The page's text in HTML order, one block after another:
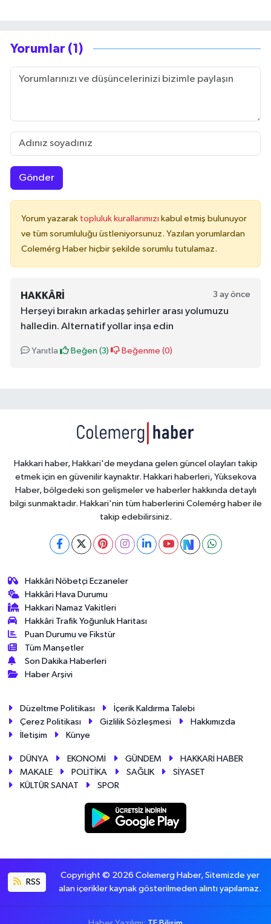
Yorumlar (1)
Gönder
Yorum yazarak topluluk kurallarımızı kabul etmiş bulunuyor
ve tüm sorumluluğu üstleniyorsunuz. Yazılan yorumlardan
Colemérg Haber hiçbir şekilde sorumlu tutulamaz.
HAKKÂRI 3 ay önce
Herşeyi bırakın arkadaş şehirler arası yolumuzu
halledin. Alternatif yollar inşa edin
Yanıtla Beğen (3) Beğenme (0)
Hakkari haber, Hakkari'de meydana gelen güncel olayları takip
etmek için en güvenilir kaynaktır. Hakkari haberleri, Yüksekova
Haber, bölgedeki son gelişmeler ve haberler hakkında detaylı
bilgi sunmaktadır. Hakkari'nin tüm haberlerini Colemérg haber ile
takip edebilirsiniz.
Hakkâri Nöbetçi Eczaneler
Hakkâri Hava Durumu
Hakkari Namaz Vakitleri
Hakkâri Trafik Yoğunluk Haritası
Puan Durumu ve Fikstür
Tüm Manşetler
Son Dakika Haberleri
Haber Arşivi
Düzeltme Politikası
İçerik Kaldırma Talebi
Çerez Politikası
Gizlilik Sözleşmesi
Hakkımızda
İletişim
Künye
DÜNYA EKONOMİ GÜNDEM
HAKKARİ HABER
MAKALE
POLİTİKA SAĞLIK
SİYASET
KÜLTÜR SANAT
SPOR
RSS
Copyright © 2026 Colemerg Haber, Sitemizde yer
alan içerikler kaynak gösterilmeden alıntı yapılamaz.